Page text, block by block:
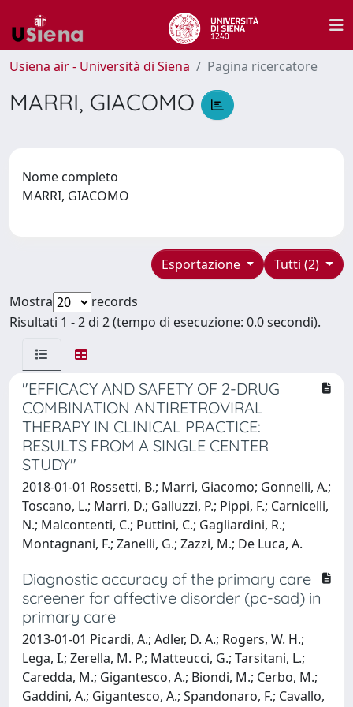
Usiena air - Università di Siena Pagina ricercatore
MARRI, GIACOMO
Nome completo
MARRI, GIACOMO
Tutti (2)
Esportazione
Mostra
records
Risultati 1 - 2 di 2 (tempo di esecuzione: 0.0 secondi).
"EFFICACY AND SAFETY OF 2-DRUG
COMBINATION ANTIRETROVIRAL
THERAPY IN CLINICAL PRACTICE:
RESULTS FROM A SINGLE CENTER
STUDY"
2018-01-01 Rossetti, B.; Marri, Giacomo; Gonnelli, A.;
Toscano, L.; Marri, D.; Galluzzi, P.; Pippi, F.; Carnicelli,
N.; Malcontenti, C.; Puttini, C.; Gagliardini, R.;
Montagnani, F.; Zanelli, G.; Zazzi, M.; De Luca, A.
Diagnostic accuracy of the primary care
screener for affective disorder (pc-sad) in
primary care
2013-01-01 Picardi, A.; Adler, D. A.; Rogers, W. H.;
Lega, I.; Zerella, M. P.; Matteucci, G.; Tarsitani, L.;
Caredda, M.; Gigantesco, A.; Biondi, M.; Cerbo, M.;
Gaddini, A.; Gigantesco, A.; Spandonaro, F.; Cavallo,